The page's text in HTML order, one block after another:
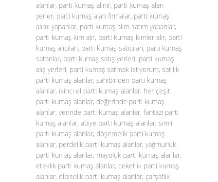
alanlar, parti kumaş alınır, parti kumaş alan
yerler, parti kumaş alan firmalar, parti kumaş
alımı yapanlar, parti kumaş alım satım yapanlar,
parti kumaş kim alır, parti kumaş kimler alır, parti
kumaş alıcıları, parti kumaş satıcıları, parti kumaş
satanlar, parti kumaş satış yerleri, parti kumaş
alış yerleri, parti kumaş satmak istiyorum, satılık
parti kumaş alanlar, sahibinden parti kumaş
alanlar, ikinci el parti kumaş alanlar, her çeşit
parti kumaş alanlar, değerinde parti kumaş
alanlar, yerinde parti kumaş alanlar, fantazi parti
kumaş alanlar, abiye parti kumaş alanlar, simli
parti kumaş alanlar, döşemelik parti kumaş
alanlar, perdelik parti kumaş alanlar, yağmurluk
parti kumaş alanlar, mayoluk parti kumaş alanlar,
eteklik parti kumaş alanlar, ceketlik parti kumaş
alanlar, elbiselik parti kumaş alanlar, çarşaflık